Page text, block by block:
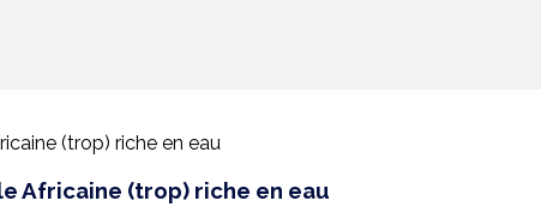
Africaine (trop) riche en eau